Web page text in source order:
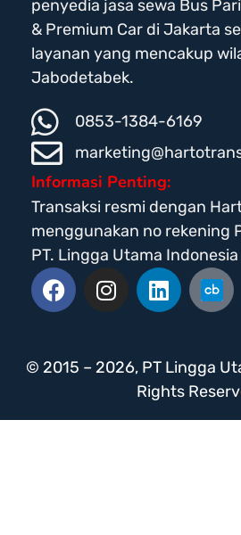
penyedia jasa sewa Bus
& Premium Car di Jakarta
layanan yang mencakup
Jabodetabek.
0853-1384-6169
Informasi Penting:
Transaksi resmi dengan
menggunakan no rekening
PT. Lingga Utama Indonesia
© 2015 – 2026, PT Lingga
Rights